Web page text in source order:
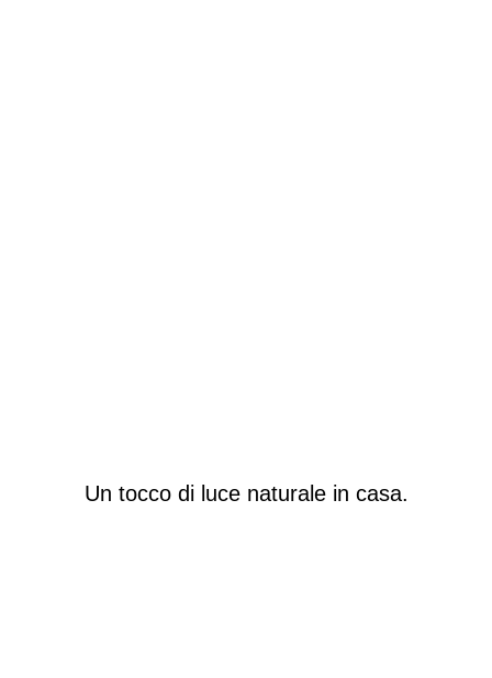
Un tocco di luce naturale in casa.